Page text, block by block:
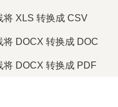
将 XLS 转换成 CSV
将 DOCX 转换成 DOC
将 DOCX 转换成 PDF